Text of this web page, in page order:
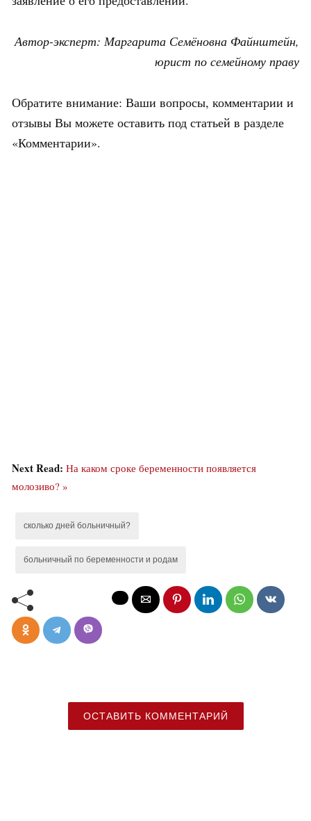
Автор-эксперт: Маргарита Семёновна Файнштейн,
юрист по семейному праву
Обратите внимание: Ваши вопросы, комментарии и
отзывы Вы можете оставить под статьей в разделе
«Комментарии».
Next Read: На каком сроке беременности появляется
молозиво? »
сколько дней больничный?
больничный по беременности и родам
ОСТАВИТЬ КОММЕНТАРИЙ